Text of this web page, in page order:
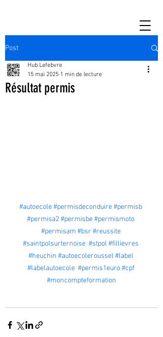
Post
Résultat permis
Hub Lefebvre
15 mai 2025 1 min de lecture
#autoecole#permisdeconduire#permisb
#permisa2#permisbe#permismoto
#permisam #bsr #reussite
#saintpolsurternoise #stpol #fillievres
#heuchin #autoecoleroussel #label
#labelautoecole #permis1euro #cpf
#moncompteformation